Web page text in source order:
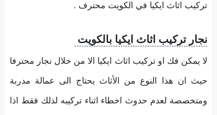
تركيب اثاث ايكيا في الكويت محترف .
نجار تركيب اثاث ايكيا بالكويت
لا يمكن فك او تركيب اثاث ايكيا الا من خلال نجار محترفا
حيث ان هذا النوع من الأثاث يحتاج الى عمالة مدربة
ومتخصصة لعدم حدوث اخطاء اثناء تركيبه لذلك فقط اذا